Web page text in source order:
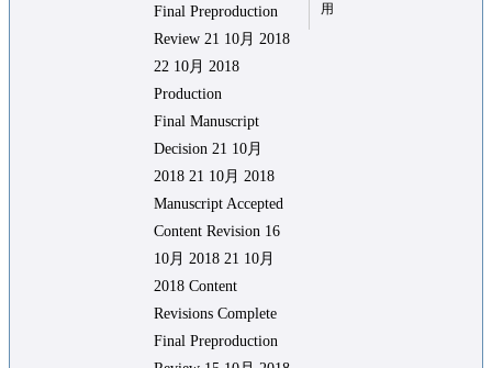
Final Preproduction
Review 21 10月 2018
22 10月 2018
Production
Final Manuscript
Decision 21 10月
2018 21 10月 2018
Manuscript Accepted
Content Revision 16
10月 2018 21 10月
2018 Content
Revisions Complete
Final Preproduction
用